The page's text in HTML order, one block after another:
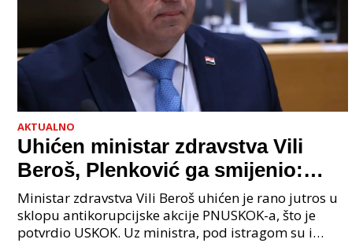
AKTUALNO
Uhićen ministar zdravstva Vili
Beroš, Plenković ga smijenio:
Istraga USKOK-a zbog korupcije
Ministar zdravstva Vili Beroš uhićen je rano jutros u
sklopu antikorupcijske akcije PNUSKOK-a, što je
potvrdio USKOK. Uz ministra, pod istragom su i